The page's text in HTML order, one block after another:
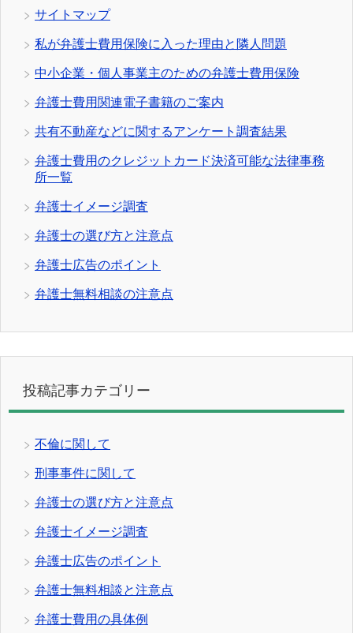
サイトマップ
私が弁護士費用保険に入った理由と隣人問題
中小企業・個人事業主のための弁護士費用保険
弁護士費用関連電子書籍のご案内
共有不動産などに関するアンケート調査結果
弁護士費用のクレジットカード決済可能な法律事務
所一覧
弁護士イメージ調査
弁護士の選び方と注意点
弁護士広告のポイント
弁護士無料相談の注意点
投稿記事カテゴリー
不倫に関して
刑事事件に関して
弁護士の選び方と注意点
弁護士イメージ調査
弁護士広告のポイント
弁護士無料相談と注意点
弁護士費用の具体例